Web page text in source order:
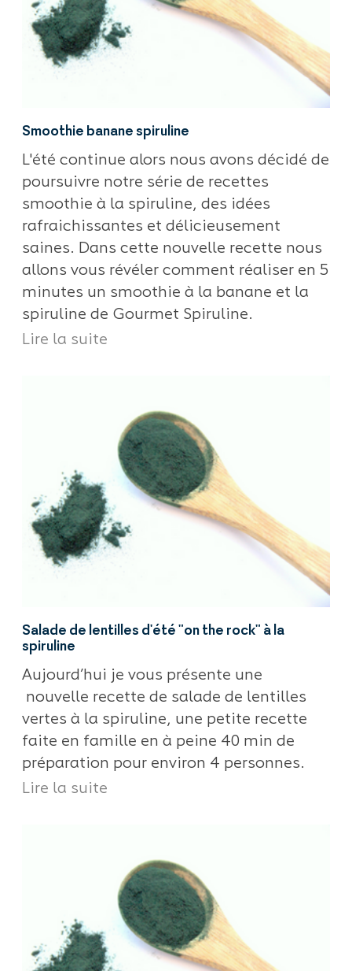
Smoothie banane spiruline
L'été continue alors nous avons décidé de
poursuivre notre série de recettes
smoothie à la spiruline, des idées
rafraichissantes et délicieusement
saines. Dans cette nouvelle recette nous
allons vous révéler comment réaliser en 5
minutes un smoothie à la banane et la
spiruline de Gourmet Spiruline.
Lire la suite
Salade de lentilles d'été "on the rock" à la
spiruline
Aujourd’hui je vous présente une
nouvelle recette de salade de lentilles
vertes à la spiruline, une petite recette
faite en famille en à peine 40 min de
préparation pour environ 4 personnes.
Lire la suite